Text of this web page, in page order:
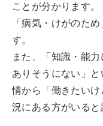
ことが分かります。
「病気・けがのた
す。
また、「知識・能
ありそうにない」
情から「働きたい
況にある方がいると